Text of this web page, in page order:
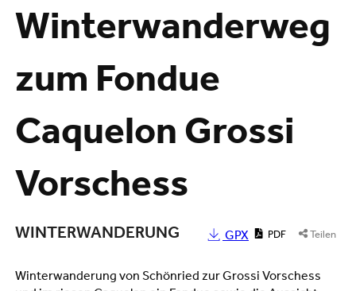
Lade
Winterwanderweg
zum Fondue
Caquelon Grossi
Vorschess
WINTERWANDERUNG GPX PDF Teilen
Winterwanderung von Schönried zur Grossi Vorschess